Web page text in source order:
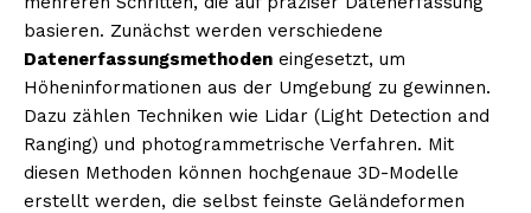
basieren. Zunächst werden verschiedene
Datenerfassungsmethoden eingesetzt, um
Höheninformationen aus der Umgebung zu gewinnen.
Dazu zählen Techniken wie Lidar (Light Detection and
Ranging) und photogrammetrische Verfahren. Mit
diesen Methoden können hochgenaue 3D-Modelle
erstellt werden, die selbst feinste Geländeformen